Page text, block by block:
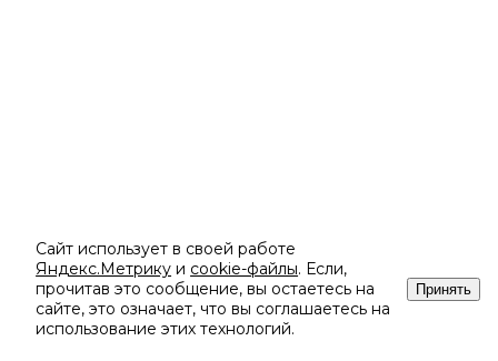
Сайт использует в своей работе
Яндекс.Метрику и cookie-файлы. Если,
прочитав это сообщение, вы остаетесь на
сайте, это означает, что вы соглашаетесь на
использование этих технологий.
Принять